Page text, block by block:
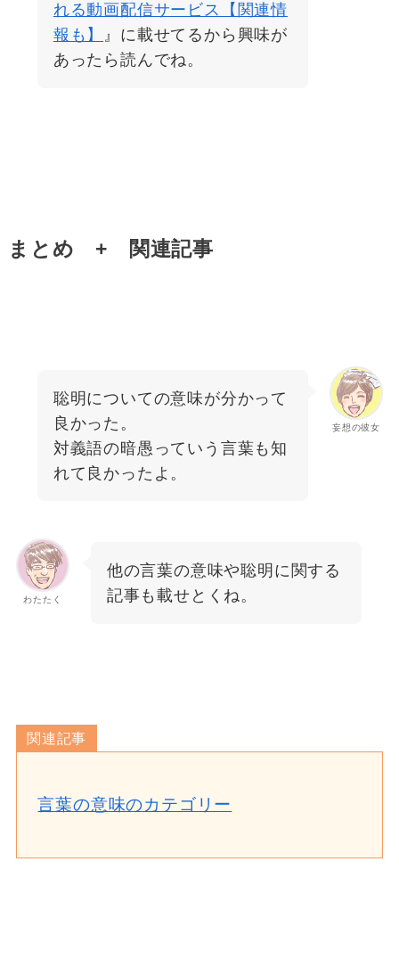
れる動画配信サービス【関連情
報も】 』に載せてるから興味が
あったら読んでね。
まとめ + 関連記事
妄想の彼女
聡明についての意味が分かって
良かった。
対義語の暗愚っていう言葉も知
れて良かったよ。
わたたく
他の言葉の意味や聡明に関する
記事も載せとくね。
関連記事
言葉の意味のカテゴリー